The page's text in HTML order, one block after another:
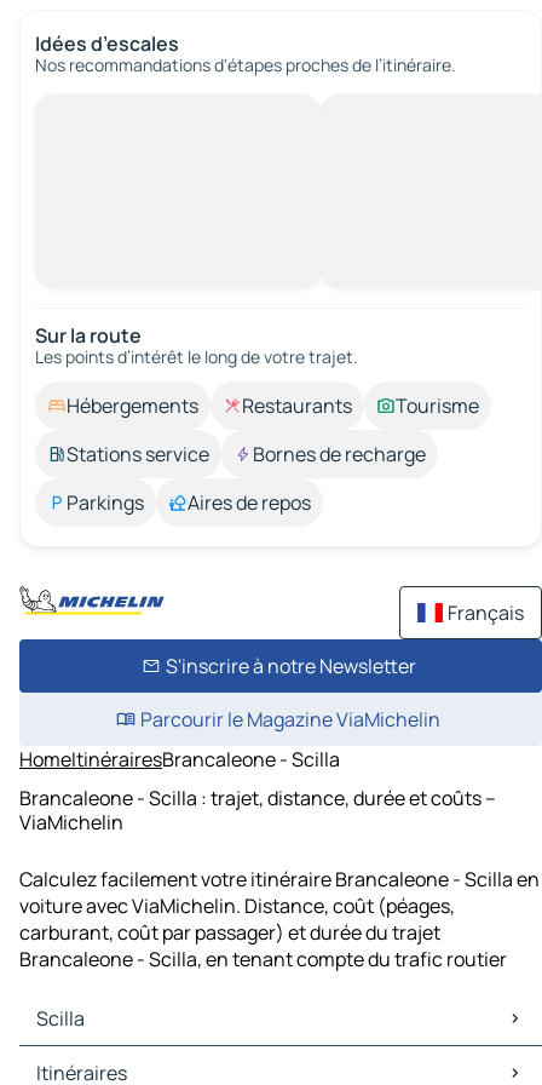
Idées d’escales
Nos recommandations d'étapes proches de l’itinéraire.
Sur la route
Les points d’intérêt le long de votre trajet.
Hébergements Restaurants
Tourisme
Stations service
Bornes de recharge
Parkings
Aires de repos
Français
S'inscrire à notre Newsletter
Parcourir le Magazine ViaMichelin
HomeItinérairesBrancaleone - Scilla
Brancaleone - Scilla : trajet, distance, durée et coûts –
ViaMichelin
Calculez facilement votre itinéraire Brancaleone - Scilla en
voiture avec ViaMichelin. Distance, coût (péages,
carburant, coût par passager) et durée du trajet
Brancaleone - Scilla, en tenant compte du trafic routier
Scilla
Scilla Cartes et plans
Itinéraires